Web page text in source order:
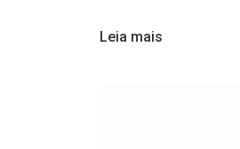
Leia mais